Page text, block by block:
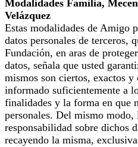
Modalidades Familia,
Velázquez
Estas modalidades de Amigo
datos personales de terceros,
Fundación, en aras de
datos, señala que usted
mismos son ciertos, exactos
informado suficientemente a
finalidades y la forma en que
personales. Del mismo
responsabilidad sobre dichos
recayendo la misma,